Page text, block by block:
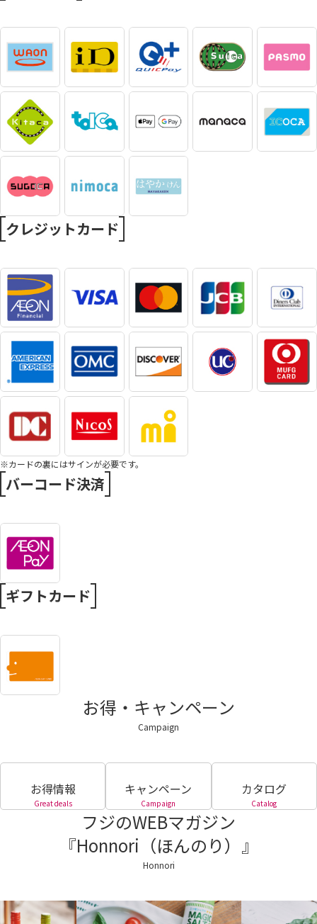
クレジットカード
※カードの裏にはサインが必要です。
バーコード決済
ギフトカード
お得・キャンペーン
Campaign
お得情報
Great deals
キャンペーン
Campaign
カタログ
Catalog
フジのWEBマガジン
『Honnori（ほんのり）』
Honnori